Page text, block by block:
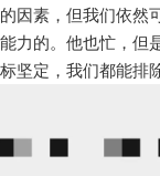
因素，但我们依然
力的。他也忙，但
坚定，我们都能排